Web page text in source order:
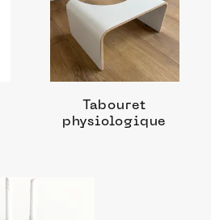
Tabouret
physiologique